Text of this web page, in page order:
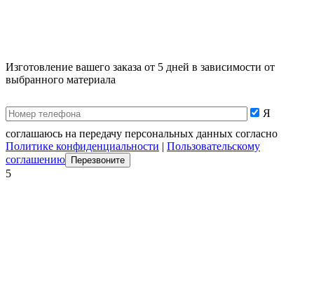
Изготовление вашего заказа от 5 дней в зависимости от
выбранного материала
Я
соглашаюсь на передачу персональных данных согласно
Политике конфиденциальности | Пользовательскому
соглашению
5